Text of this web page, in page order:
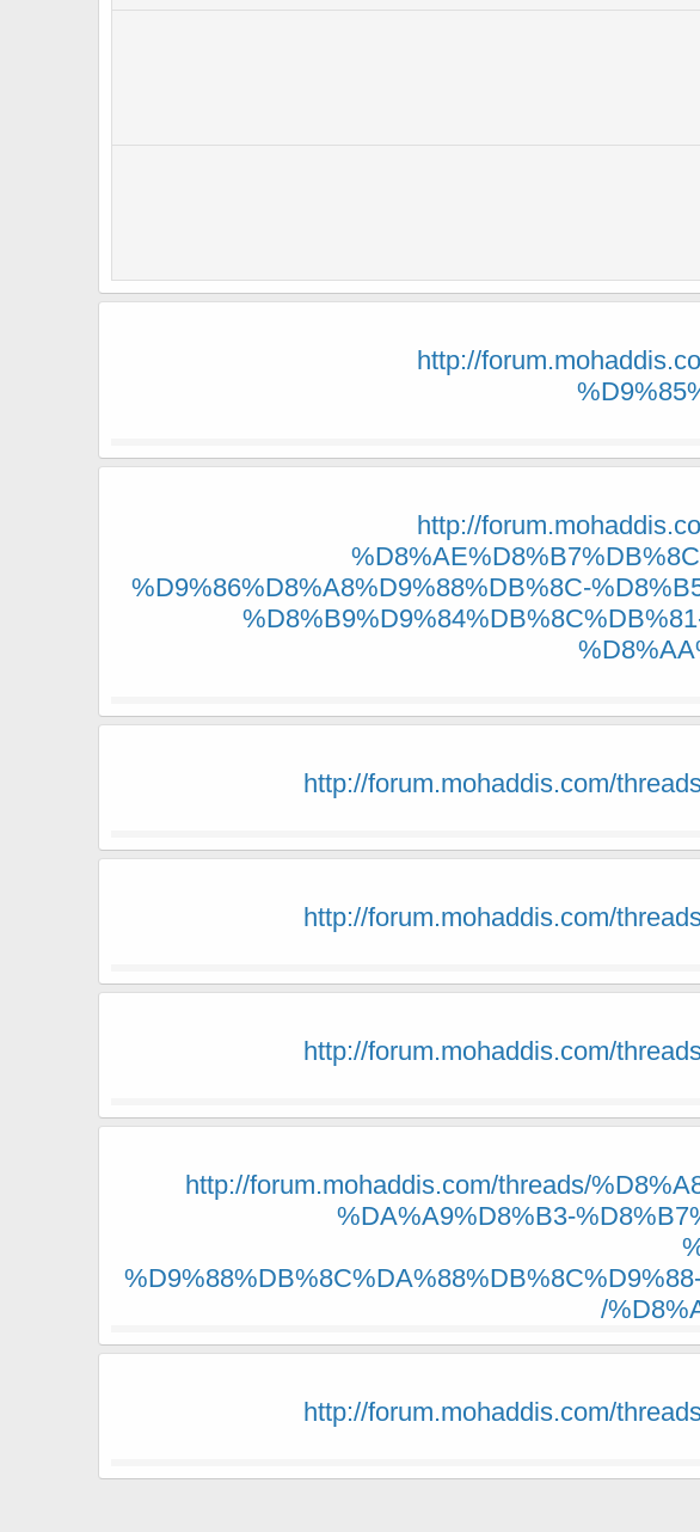
http://
http://
%D9%86%D8%A8%D9%88%DB%8C-
http://forum.mohaddis.com/
http://forum.mohaddis.com/
http://forum.mohaddis.com/
http://forum.mohaddis.com/threads/
%DA%A9%D8%B3-
http://forum.mohaddis.com/